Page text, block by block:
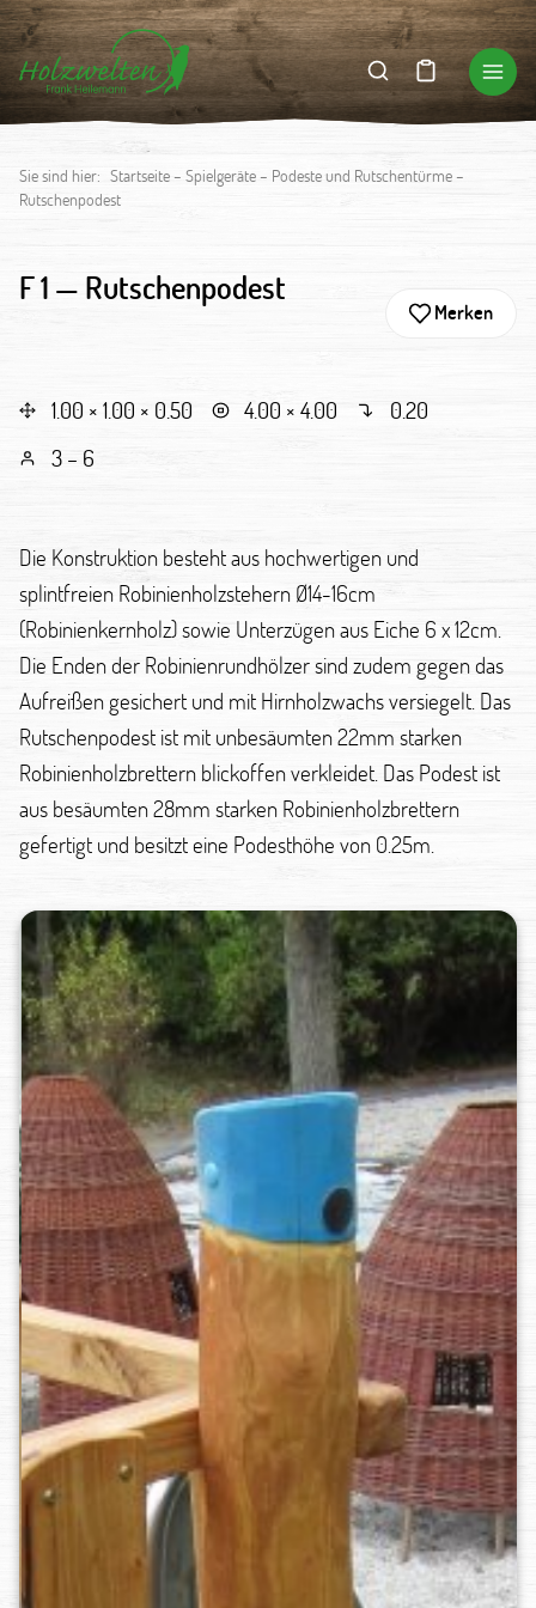
Sie sind hier: Startseite– Spielgeräte– Podeste und Rutschentürme –
Rutschenpodest
F 1 — Rutschenpodest
Merken
1.00 × 1.00 × 0.50 4.00 × 4.00
0.20
3 – 6
Die Konstruktion besteht aus hochwertigen und
splintfreien Robinienholzstehern Ø14-16cm
(Robinienkernholz) sowie Unterzügen aus Eiche 6 x 12cm.
Die Enden der Robinienrundhölzer sind zudem gegen das
Aufreißen gesichert und mit Hirnholzwachs versiegelt. Das
Rutschenpodest ist mit unbesäumten 22mm starken
Robinienholzbrettern blickoffen verkleidet. Das Podest ist
aus besäumten 28mm starken Robinienholzbrettern
gefertigt und besitzt eine Podesthöhe von 0.25m.